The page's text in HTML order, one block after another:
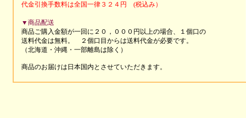
代金引換手数料は全国一律３２４円 (税込み）
▼商品配送
商品ご購入金額が一回に２０，０００円以上の場合、１個口の
送料代金は無料。 ２個口目からは送料代金が必要です。
（北海道・沖縄・一部離島は除く）
商品のお届けは 日本国内とさせていただきます。